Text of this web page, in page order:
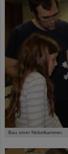
Bau einer Nebelkammer.